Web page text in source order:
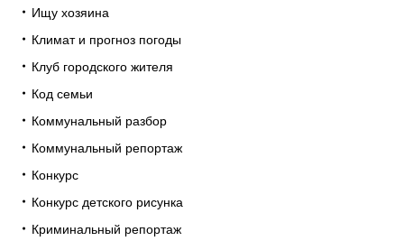
Ищу хозяина
Климат и прогноз погоды
Клуб городского жителя
Код семьи
Коммунальный разбор
Коммунальный репортаж
Конкурс
Конкурс детского рисунка
Криминальный репортаж